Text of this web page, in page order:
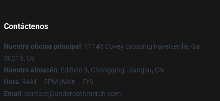
Contáctenos
Nuestra oficina principal : 11145 Covey Crossing Fayetteville, Ga
30215, Us
Nuestro almacén: Edificio 9, Chongqing, Jiangsu, CN
Hora: 9AM – 5PM (Mon – Fri)
Email : contact@underoathmerch.com